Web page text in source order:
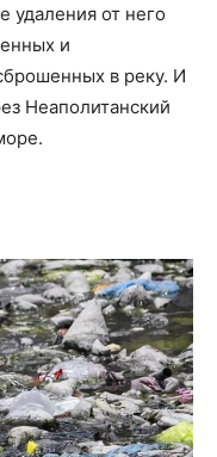
удаления от него
и
в реку. И
Неаполитанский